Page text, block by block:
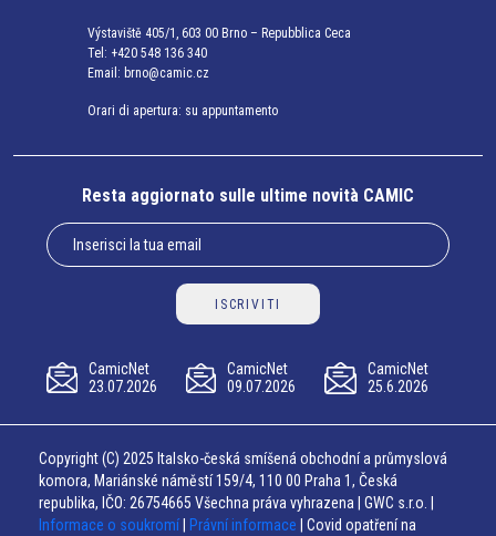
Výstaviště 405/1, 603 00 Brno – Repubblica Ceca
Tel: +420 548 136 340
Email: brno@camic.cz
Orari di apertura: su appuntamento
Resta aggiornato sulle ultime novità CAMIC
ISCRIVITI
CamicNet
23.07.2026
CamicNet
09.07.2026
CamicNet
25.6.2026
Copyright (C) 2025 Italsko-česká smíšená obchodní a průmyslová
komora, Mariánské náměstí 159/4, 110 00 Praha 1, Česká
republika, IČO: 26754665 Všechna práva vyhrazena | GWC s.r.o. |
Informace o soukromí
Právní informace | Covid opatření na